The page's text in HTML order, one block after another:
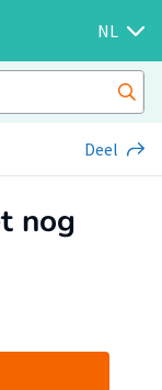
NL
Deel
nog